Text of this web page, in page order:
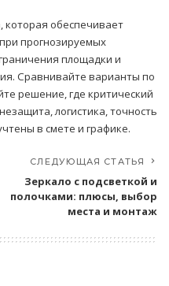
которая обеспечивает
прогнозируемых
площадки и
Сравнивайте варианты по
решение, где критический
логистика, точность
в смете и графике.
СЛЕДУЮЩАЯ СТАТЬЯ
Зеркало с подсветкой и
полочками: плюсы, выбор
места и монтаж